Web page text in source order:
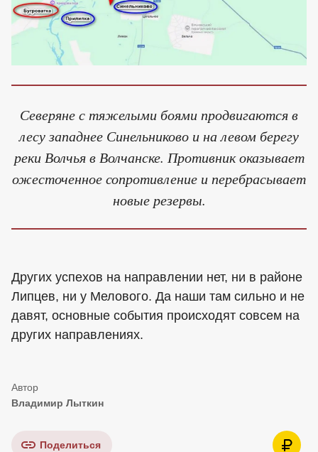
Северяне с тяжелыми боями продвигаются в
лесу западнее Синельниково и на левом берегу
реки Волчья в Волчанске. Противник оказывает
ожесточенное сопротивление и перебрасывает
новые резервы.
Других успехов на направлении нет, ни в районе
Липцев, ни у Мелового. Да наши там сильно и не
давят, основные события происходят совсем на
других направлениях.
Владимир Лыткин
Поделиться